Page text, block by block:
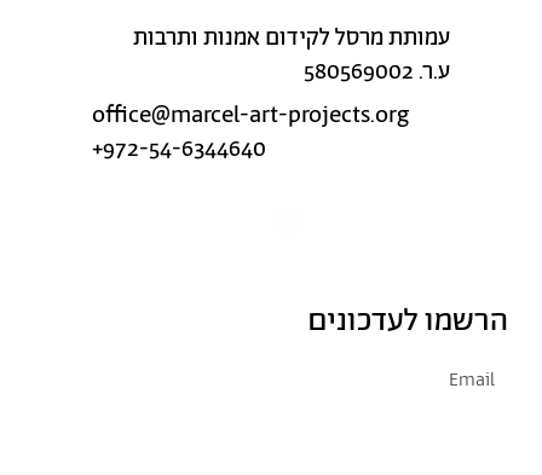
עמותת מרסל לקידום אמנות ותרבות
ע.ר. 580569002
office@marcel-art-projects.org
+972-54-6344640
הרשמו לעדכונים